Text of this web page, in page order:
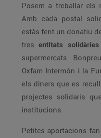
Posem a treballar els
Amb cada postal
estàs fent un donatiu
tres entitats solidàries
supermercats
Oxfam Intermón i la
els diners que es
projectes solidaris
institucions.
Petites aportacions